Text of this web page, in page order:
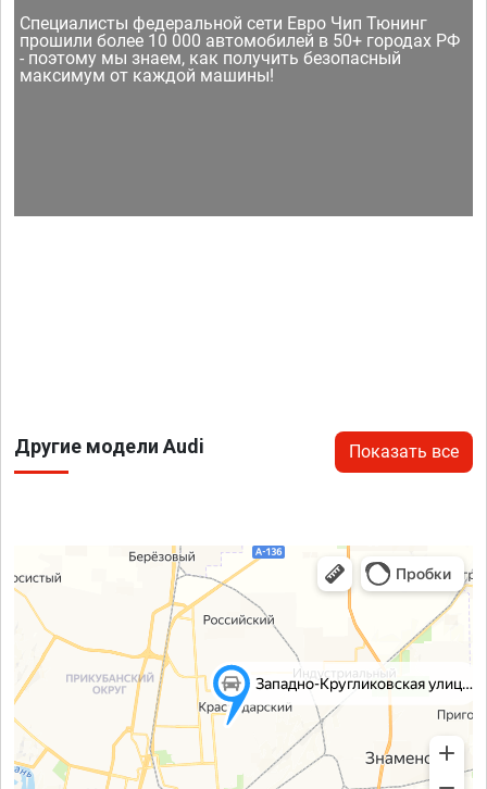
Специалисты федеральной сети Евро Чип Тюнинг
прошили более 10 000 автомобилей в 50+ городах РФ
- поэтому мы знаем, как получить безопасный
максимум от каждой машины!
Другие модели Audi Показать все